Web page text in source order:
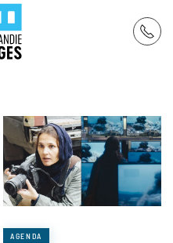
AGENDA